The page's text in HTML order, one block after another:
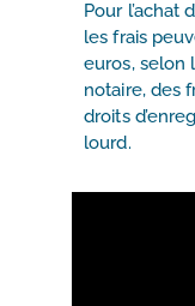
Pour l’achat
les frais
euros, selon
notaire, des
droits
lourd.